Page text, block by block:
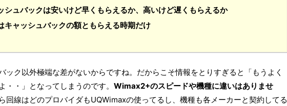
シュバックは安いけど早くもらえるか、高いけど遅くもらえるか
キャッシュバックの額ともらえる時期だけ
ック以外極端な差がないからですね。だからこそ情報をとりすぎると「もうよく
・・」となってしまうのです。 Wimax2+のスピードや機種に違いはありませ
回線はどのプロバイダもUQWimaxの使ってるし、機種も各メーカーと契約してる